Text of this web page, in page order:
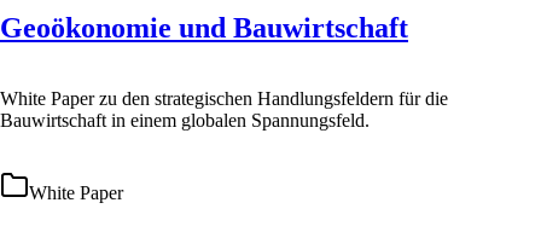
Geoökonomie und Bauwirtschaft
White Paper zu den strategischen Handlungsfeldern für die
Bauwirtschaft in einem globalen Spannungsfeld.
White Paper